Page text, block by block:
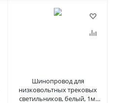
Шинопровод для
низковольтных трековых
светильников, белый, 1м,